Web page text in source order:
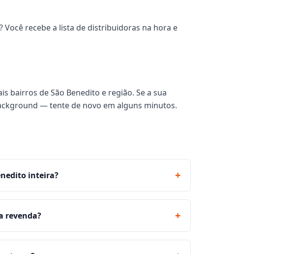
recebe a lista de distribuidoras na hora e
bairros de São Benedito e região. Se a sua
— tente de novo em alguns minutos.
inteira? +
revenda? +